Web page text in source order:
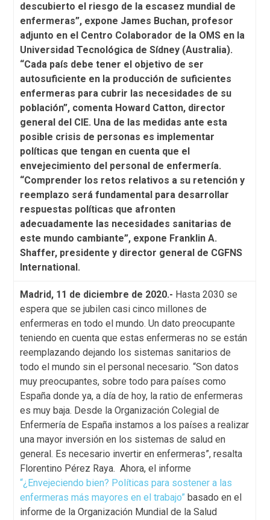
descubierto el riesgo de la escasez mundial de
enfermeras”, expone James Buchan, profesor
adjunto en el Centro Colaborador de la OMS en la
Universidad Tecnológica de Sídney (Australia).
“Cada país debe tener el objetivo de ser
autosuficiente en la producción de suficientes
enfermeras para cubrir las necesidades de su
población”, comenta Howard Catton, director
general del CIE. Una de las medidas ante esta
posible crisis de personas es implementar
políticas que tengan en cuenta que el
envejecimiento del personal de enfermería.
“Comprender los retos relativos a su retención y
reemplazo será fundamental para desarrollar
respuestas políticas que afronten
adecuadamente las necesidades sanitarias de
este mundo cambiante”, expone Franklin A.
Shaffer, presidente y director general de CGFNS
International.
Madrid, 11 de diciembre de 2020.- Hasta 2030 se
espera que se jubilen casi cinco millones de
enfermeras en todo el mundo. Un dato preocupante
teniendo en cuenta que estas enfermeras no se están
reemplazando dejando los sistemas sanitarios de
todo el mundo sin el personal necesario. “Son datos
muy preocupantes, sobre todo para países como
España donde ya, a día de hoy, la ratio de enfermeras
es muy baja. Desde la Organización Colegial de
Enfermería de España instamos a los países a realizar
una mayor inversión en los sistemas de salud en
general. Es necesario invertir en enfermeras”, resalta
Florentino Pérez Raya. Ahora, el informe
“¿Envejeciendo bien? Políticas para sostener a las
enfermeras más mayores en el trabajo” basado en el
informe de la Organización Mundial de la Salud